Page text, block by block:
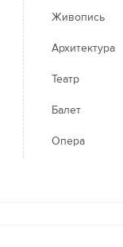
Живопись
Архитектура
Театр
Балет
Опера